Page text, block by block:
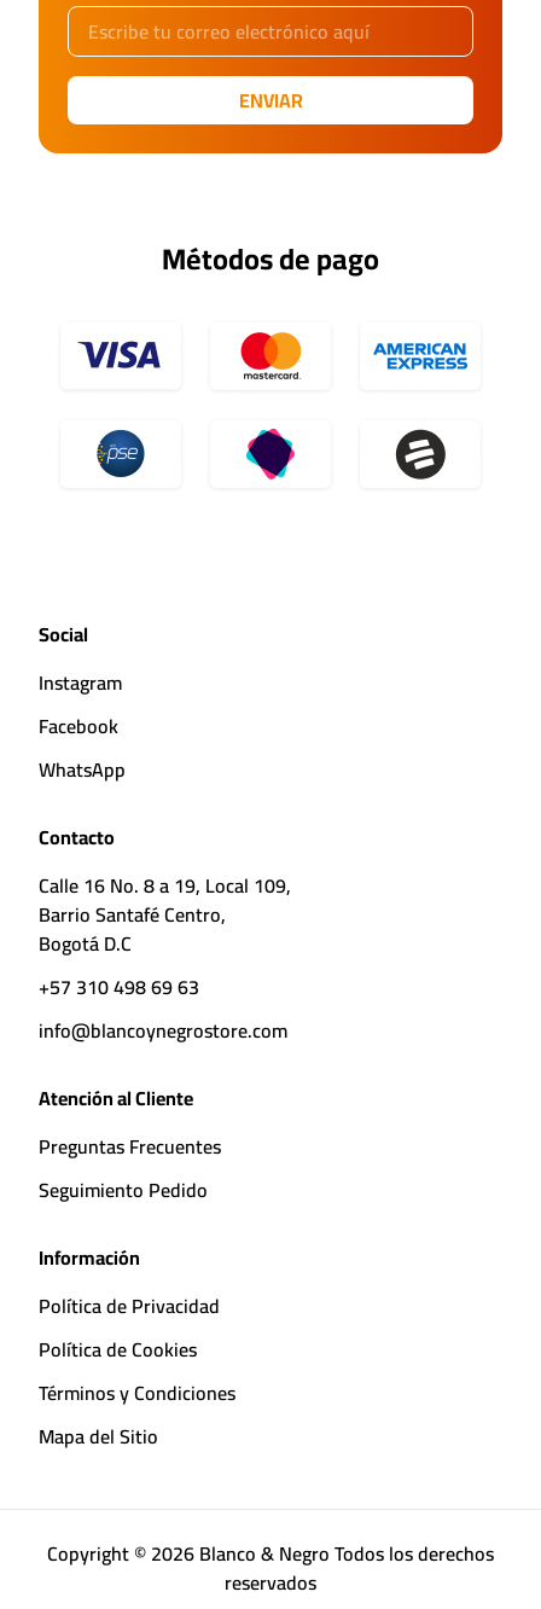
ENVIAR
Métodos de pago
Social
Instagram
Facebook
WhatsApp
Contacto
Calle 16 No. 8 a 19, Local 109,
Barrio Santafé Centro,
Bogotá D.C
+57 310 498 69 63
info@blancoynegrostore.com
Atención al Cliente
Preguntas Frecuentes
Seguimiento Pedido
Información
Política de Privacidad
Política de Cookies
Términos y Condiciones
Mapa del Sitio
Copyright © 2026 Blanco & Negro Todos los derechos
reservados